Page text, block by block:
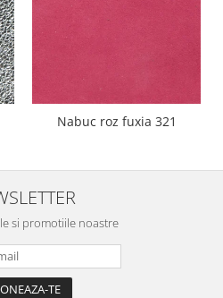
Nabuc roz fuxia 321
si promotiile noastre